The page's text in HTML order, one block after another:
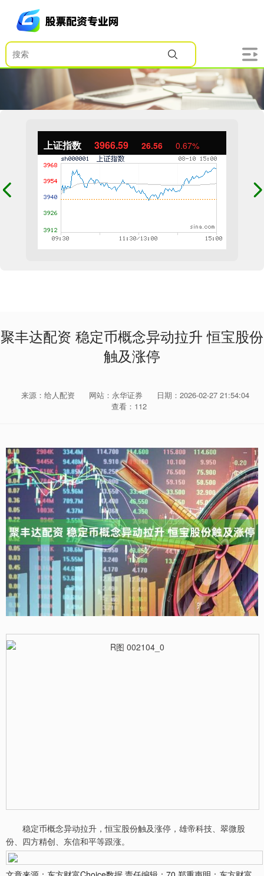
上证指数 3966.59 26.56 0.67%
聚丰达配资 稳定币概念异动拉升 恒宝股份
触及涨停
来源：给人配资 网站：永华证券
日期：2026-02-27 21:54:04
查看：112
稳定币概念异动拉升，恒宝股份触及涨停，雄帝科技、翠微股
份、四方精创、东信和平等跟涨。